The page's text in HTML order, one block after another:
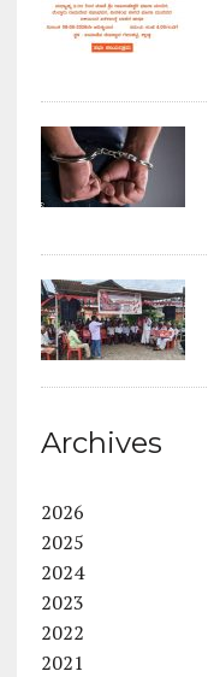
Archives
2026
2025
2024
2023
2022
2021